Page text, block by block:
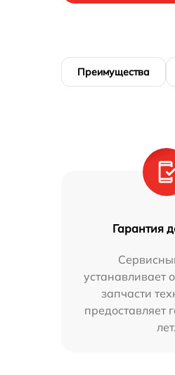
Преимущества
Гарантия
устанавливает
запчасти
предоставляет
лет.